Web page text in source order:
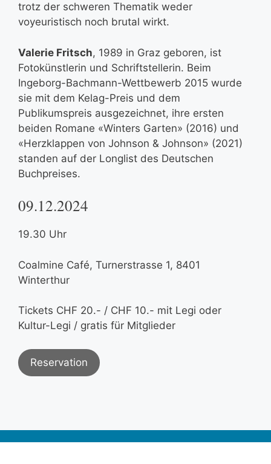
trotz der schweren Thematik weder
voyeuristisch noch brutal wirkt.
Valerie Fritsch, 1989 in Graz geboren, ist
Fotokünstlerin und Schriftstellerin. Beim
Ingeborg-Bachmann-Wettbewerb 2015 wurde
sie mit dem Kelag-Preis und dem
Publikumspreis ausgezeichnet, ihre ersten
beiden Romane «Winters Garten» (2016) und
«Herzklappen von Johnson & Johnson» (2021)
standen auf der Longlist des Deutschen
Buchpreises.
09.12.2024
19.30 Uhr
Coalmine Café, Turnerstrasse 1, 8401
Winterthur
Tickets CHF 20.- / CHF 10.- mit Legi oder
Kultur-Legi / gratis für Mitglieder
Reservation